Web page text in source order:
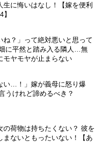
生に悔いはなし！【嫁を便利
ね？」って絶対悪いと思って
に平然と踏み入る隣人…無
モヤモヤが止まらない
い…！」嫁が義母に怒り爆
うけれど諦めるべき？
の荷物は持ちたくない？ 彼を
まないともったいない！【あ